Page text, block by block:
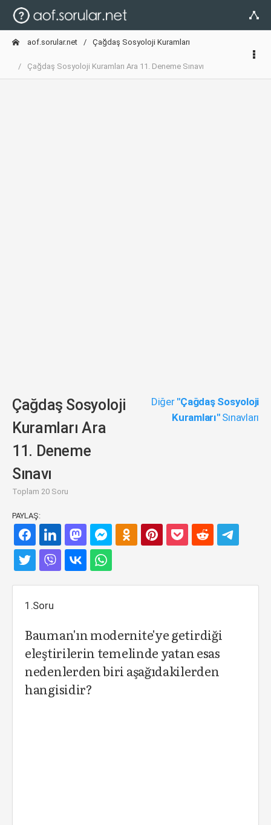
aof.sorular.net Çağdaş Sosyoloji Kuramları
Çağdaş Sosyoloji Kuramları Ara 11. Deneme Sınavı
Çağdaş Sosyoloji
Kuramları Ara
11. Deneme
Sınavı
Toplam 20 Soru
Diğer "Çağdaş Sosyoloji
Kuramları"Sınavları
PAYLAŞ:
1.Soru
Bauman'ın modernite'ye getirdiği
eleştirilerin temelinde yatan esas
nedenlerden biri aşağıdakilerden
hangisidir?